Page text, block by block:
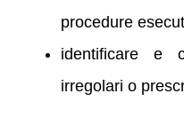
procedure
identificare e
irregolari o